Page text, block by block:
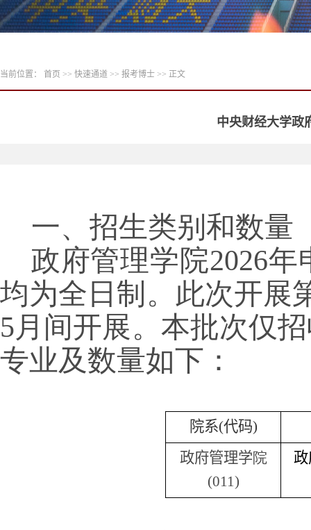
当前位置： 首页 >> 快速通道 >> 报考博士 >> 正文
中央财经大学政
一、招生类别和数量
政府管理学院2026
均为全日制。此次开展
5月间开展。本批次仅
专业及数量如下：
院系(代码)
政府管理学院
(011)